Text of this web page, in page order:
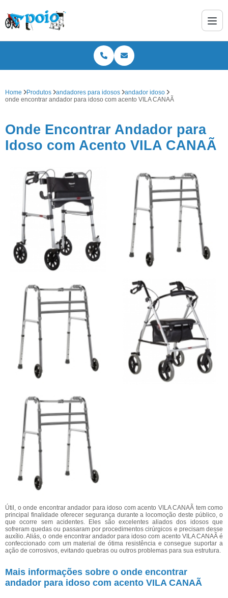
Home Produtos andadores para idosos
andador idoso
onde encontrar andador para idoso com acento VILA CANAÃ
Onde Encontrar Andador para
Idoso com Acento VILA CANAÃ
Útil, o onde encontrar andador para idoso com acento VILA CANAÃ tem como
principal finalidade oferecer segurança durante a locomoção deste público, o
que ocorre sem acidentes. Eles são excelentes aliados dos idosos que
sofreram quedas ou passaram por procedimentos cirúrgicos e precisam desse
auxílio. Aliás, o onde encontrar andador para idoso com acento VILA CANAÃ é
confeccionado com um material de ótima resistência e consegue suportar a
ação de corrosivos, evitando quebras ou outros problemas para sua estrutura.
Mais informações sobre o onde encontrar
andador para idoso com acento VILA CANAÃ